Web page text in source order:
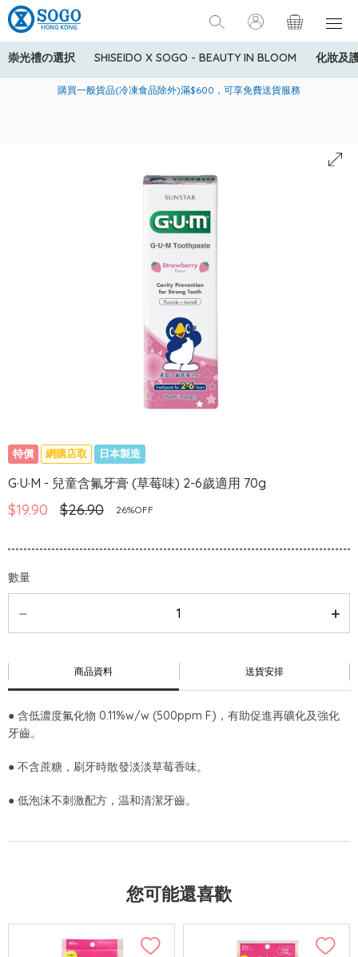
崇光禮の選択 SHISEIDO X SOGO - BEAUTY IN BLOOM 化妝及
美國運通Explorer®信用卡會員購物禮遇：高達5%簽賬回贈！
購買一般貨品(冷凍食品除外)滿$600，可享免費送貨服務
寄送中國內地服務只適用於指定商品，若訂單金額少於HK$600(折
特價 網購店取 日本製造
G·U·M - 兒童含氟牙膏 (草莓味) 2-6歲適用 70g
$19.90 $26.90 26%OFF
數量
商品資料 送貨安排
● 含低濃度氟化物 0.11%w/w (500ppm F)，有助促進再礦化及強化
牙齒。
● 不含蔗糖，刷牙時散發淡淡草莓香味。
● 低泡沫不刺激配方，温和清潔牙齒。
您可能還喜歡